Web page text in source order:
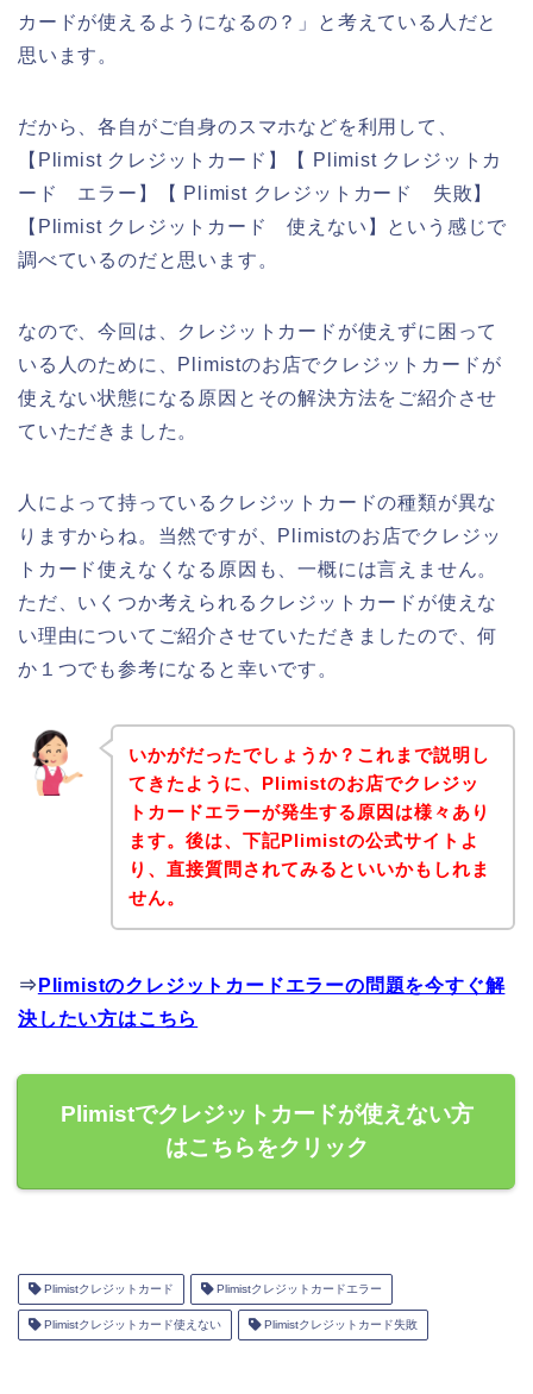
カードが使えるようになるの？」と考えている人だと
思います。
だから、各自がご自身のスマホなどを利用して、
【Plimist クレジットカード】【 Plimist クレジットカ
ード エラー】【 Plimist クレジットカード 失敗】
【Plimist クレジットカード 使えない】という感じで
調べているのだと思います。
なので、今回は、クレジットカードが使えずに困って
いる人のために、Plimistのお店でクレジットカードが
使えない状態になる原因とその解決方法をご紹介させ
ていただきました。
人によって持っているクレジットカードの種類が異な
りますからね。当然ですが、Plimistのお店でクレジッ
トカード使えなくなる原因も、一概には言えません。
ただ、いくつか考えられるクレジットカードが使えな
い理由についてご紹介させていただきましたので、何
か１つでも参考になると幸いです。
いかがだったでしょうか？これまで説明し
てきたように、Plimistのお店でクレジッ
トカードエラーが発生する原因は様々あり
ます。後は、下記Plimistの公式サイトよ
り、直接質問されてみるといいかもしれま
せん。
⇒ Plimistのクレジットカードエラーの問題を今すぐ解
決したい方はこちら
Plimistでクレジットカードが使えない方
はこちらをクリック
Plimistクレジットカード Plimistクレジットカードエラー
Plimistクレジットカード使えない Plimistクレジットカード失敗